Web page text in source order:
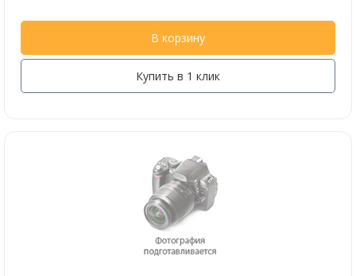
В корзину
Купить в 1 клик